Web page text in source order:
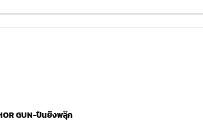
GUN-ปืนยิงพลุ๊ก